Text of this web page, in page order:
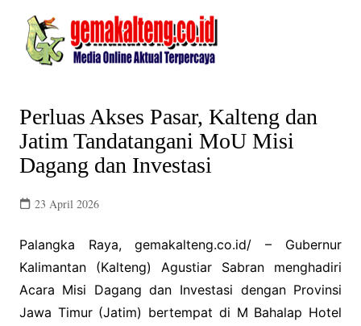
content
Perluas Akses Pasar, Kalteng dan
Jatim Tandatangani MoU Misi
Dagang dan Investasi
23 April 2026
Palangka Raya, gemakalteng.co.id/ – Gubernur
Kalimantan (Kalteng) Agustiar Sabran menghadiri
Acara Misi Dagang dan Investasi dengan Provinsi
Jawa Timur (Jatim) bertempat di M Bahalap Hotel